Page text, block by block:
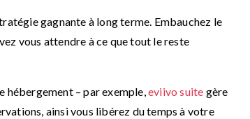
gagnante à long terme. Embauchez le
vous attendre à ce que tout le reste
hébergement – par exemple,eviivo suite gère
ainsi vous libérez du temps à votre